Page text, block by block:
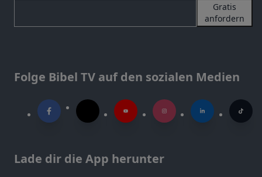
Gratis
anfordern
Folge Bibel TV auf den sozialen Medien
Lade dir die App herunter